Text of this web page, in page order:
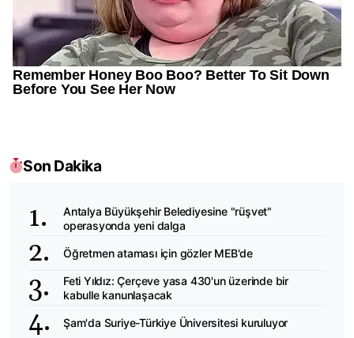
Son Dakika
Antalya Büyükşehir Belediyesine "rüşvet"
operasyonda yeni dalga
Öğretmen ataması için gözler MEB'de
Feti Yıldız: Çerçeve yasa 430'un üzerinde bir
kabulle kanunlaşacak
Şam'da Suriye-Türkiye Üniversitesi kuruluyor